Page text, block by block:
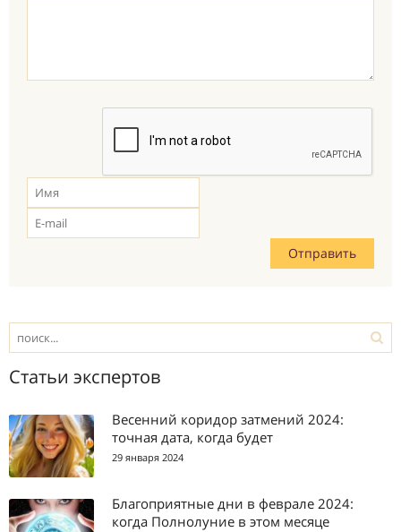
Статьи экспертов
Весенний коридор затмений 2024:
точная дата, когда будет
29 января 2024
Благоприятные дни в феврале 2024:
когда Полнолуние в этом месяце